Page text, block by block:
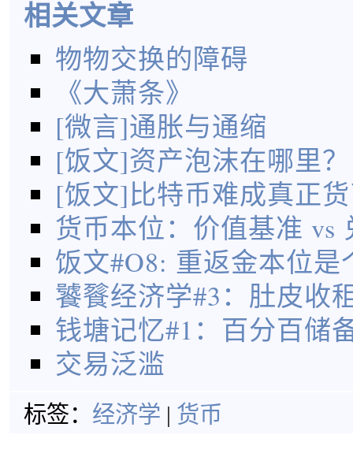
相关文章
物物交换的障碍
《大萧条》
[微言]通胀与通缩
[饭文]资产泡沫在哪里？
[饭文]比特币难成真正
货币本位：价值基准 vs
饭文#O8: 重返金本位是
饕餮经济学#3：肚皮收
钱塘记忆#1：百分百储
交易泛滥
标签： 经济学 | 货币